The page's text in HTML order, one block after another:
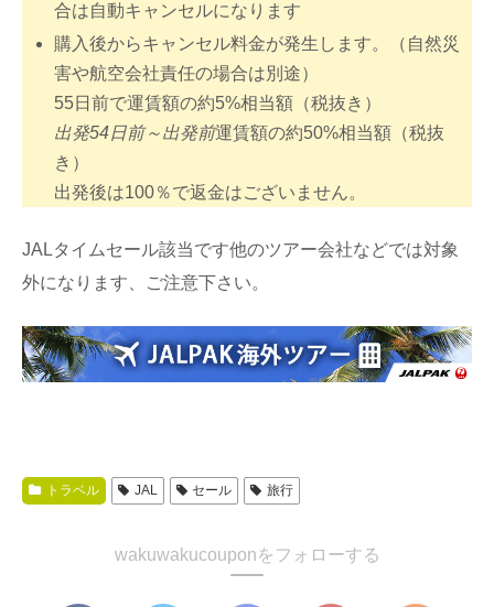
合は自動キャンセルになります
購入後からキャンセル料金が発生します。（自然災
害や航空会社責任の場合は別途）
55日前で運賃額の約5%相当額（税抜き）
出発54日前～出発前運賃額の約50%相当額（税抜
き）
出発後は100％で返金はございません。
JALタイムセール該当です他のツアー会社などでは対象
外になります、ご注意下さい。
トラベル JAL セール 旅行
wakuwakucouponをフォローする